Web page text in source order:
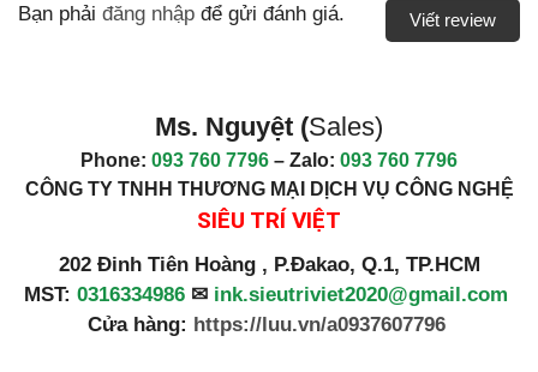
Viết review
Bạn phải đăng nhập để gửi đánh giá.
Ms. Nguyệt (Sales)
Phone: 093 760 7796 – Zalo: 093 760 7796
CÔNG TY TNHH THƯƠNG MẠI DỊCH VỤ CÔNG NGHỆ
SIÊU TRÍ VIỆT
202 Đinh Tiên Hoàng , P.Đakao, Q.1, TP.HCM
MST: 0316334986 ✉ ink.sieutriviet2020@gmail.com
Cửa hàng: https://luu.vn/a0937607796